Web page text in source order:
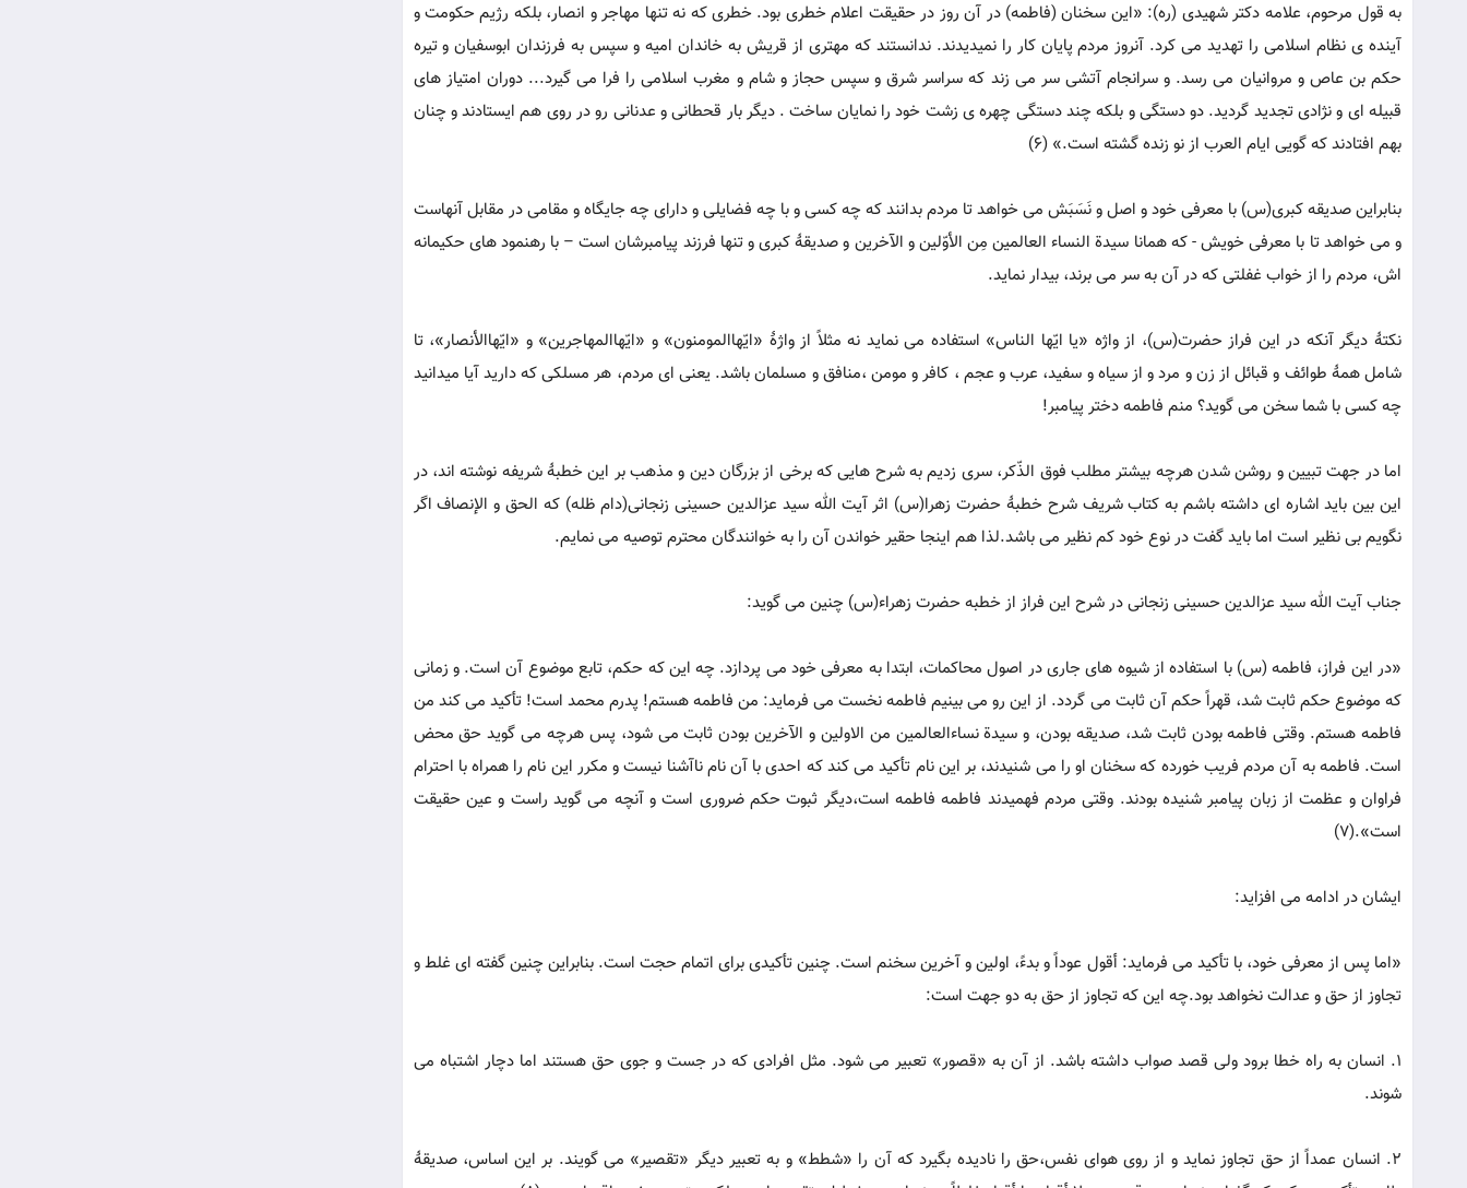
به قول مرحوم، علامه دکتر شهیدی (ره): «این سخنان (فاطمه) در آن روز در حقیقت اعلام خطری بود. خطری که نه تنها مهاجر و انصار، بلکه رژیم حکومت و
آینده ی نظام اسلامی را تهدید می کرد. آنروز مردم پایان کار را نمیدیدند. ندانستند که مهتری از قریش به خاندان امیه و سپس به فرزندان ابوسفیان و تیره
حکم بن عاص و مروانیان می رسد. و سرانجام آتشی سر می زند که سراسر شرق و سپس حجاز و شام و مغرب اسلامی را فرا می گیرد... دوران امتیاز های
قبیله ای و نژادی تجدید گردید. دو دستگی و بلکه چند دستگی چهره ی زشت خود را نمایان ساخت . دیگر بار قحطانی و عدنانی رو در روی هم ایستادند و چنان
بهم افتادند که گویی ایام العرب از نو زنده گشته است.» (6)
بنابراین صدیقه کبری(س) با معرفی خود و اصل و نَسَبَش می خواهد تا مردم بدانند که چه کسی و با چه فضایلی و دارای چه جایگاه و مقامی در مقابل آنهاست
و می خواهد تا با معرفی خویش - که همانا سیدة النساء العالمین مِن الأوّلین و الآخرین و صدیقۀ کبری و تنها فرزند پیامبرشان است – با رهنمود های حکیمانه
اش، مردم را از خواب غفلتی که در آن به سر می برند، بیدار نماید.
نکتۀ دیگر آنکه در این فراز حضرت(س)، از واژه «یا ایّها الناس» استفاده می نماید نه مثلاً از واژۀ «ایّهاالمومنون» و «ایّهاالمهاجرین» و «ایّهاالأنصار»، تا
شامل همۀ طوائف و قبائل از زن و مرد و از سیاه و سفید، عرب و عجم ، کافر و مومن ،منافق و مسلمان باشد. یعنی ای مردم، هر مسلکی که دارید آیا میدانید
چه کسی با شما سخن می گوید؟ منم فاطمه دختر پیامبر!
اما در جهت تبیین و روشن شدن هرچه بیشتر مطلب فوق الذّکر، سری زدیم به شرح هایی که برخی از بزرگان دین و مذهب بر این خطبۀ شریفه نوشته اند، در
این بین باید اشاره ای داشته باشم به کتاب شریف شرح خطبۀ حضرت زهرا(س) اثر آیت الله سید عزالدین حسینی زنجانی(دام ظله) که الحق و الإنصاف اگر
نگویم بی نظیر است اما باید گفت در نوع خود کم نظیر می باشد.لذا هم اینجا حقیر خواندن آن را به خوانندگان محترم توصیه می نمایم.
جناب آیت الله سید عزالدین حسینی زنجانی در شرح این فراز از خطبه حضرت زهراء(س) چنین می گوید:
«در این فراز، فاطمه (س) با استفاده از شیوه های جاری در اصول محاکمات، ابتدا به معرفی خود می پردازد. چه این که حکم، تابع موضوع آن است. و زمانی
که موضوع حکم ثابت شد، قهراً حکم آن ثابت می گردد. از این رو می بینیم فاطمه نخست می فرماید: من فاطمه هستم! پدرم محمد است! تأکید می کند من
فاطمه هستم. وقتی فاطمه بودن ثابت شد، صدیقه بودن، و سیدة نساءالعالمین من الاولین و الآخرین بودن ثابت می شود، پس هرچه می گوید حق محض
است. فاطمه به آن مردم فریب خورده که سخنان او را می شنیدند، بر این نام تأکید می کند که احدی با آن نام ناآشنا نیست و مکرر این نام را همراه با احترام
فراوان و عظمت از زبان پیامبر شنیده بودند. وقتی مردم فهمیدند فاطمه فاطمه است،دیگر ثبوت حکم ضروری است و آنچه می گوید راست و عین حقیقت
است».(7)
ایشان در ادامه می افزاید:
«اما پس از معرفی خود، با تأکید می فرماید: أقول عوداً و بدءً، اولین و آخرین سخنم است. چنین تأکیدی برای اتمام حجت است. بنابراین چنین گفته ای غلط و
تجاوز از حق و عدالت نخواهد بود.چه این که تجاوز از حق به دو جهت است:
1. انسان به راه خطا برود ولی قصد صواب داشته باشد. از آن به «قصور» تعبیر می شود. مثل افرادی که در جست و جوی حق هستند اما دچار اشتباه می
شوند.
2. انسان عمداً از حق تجاوز نماید و از روی هوای نفس،حق را نادیده بگیرد که آن را «شطط» و به تعبیر دیگر «تقصیر» می گویند. بر این اساس، صدیقۀ